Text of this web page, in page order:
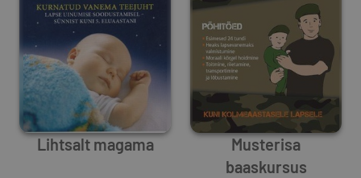
Lihtsalt magama
Musterisa
baaskursus